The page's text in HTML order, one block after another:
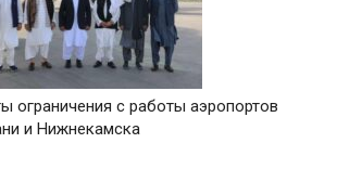
ограничения с работы аэропортов
и Нижнекамска